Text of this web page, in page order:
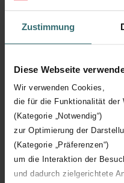
Zustimmung
Diese Webseite
Wir verwenden Cookies,
die für die Funktionalität der
(Kategorie „Notwendig“)
zur Optimierung der
(Kategorie „Präferenzen“)
um die Interaktion der
und dadurch zielgerichtete